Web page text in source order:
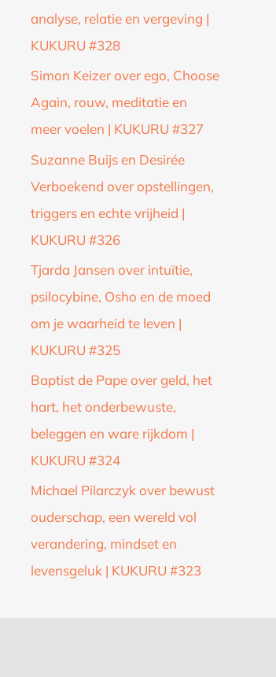
analyse, relatie en vergeving |
KUKURU #328
Simon Keizer over ego, Choose
Again, rouw, meditatie en
meer voelen | KUKURU #327
Suzanne Buijs en Desirée
Verboekend over opstellingen,
triggers en echte vrijheid |
KUKURU #326
Tjarda Jansen over intuïtie,
psilocybine, Osho en de moed
om je waarheid te leven |
KUKURU #325
Baptist de Pape over geld, het
hart, het onderbewuste,
beleggen en ware rijkdom |
KUKURU #324
Michael Pilarczyk over bewust
ouderschap, een wereld vol
verandering, mindset en
levensgeluk | KUKURU #323